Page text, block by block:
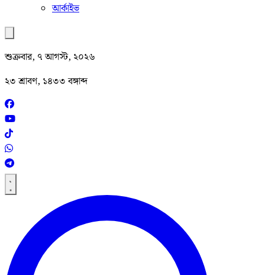
আর্কাইভ
শুক্রবার, ৭ আগস্ট, ২০২৬
২৩ শ্রাবণ, ১৪৩৩ বঙ্গাব্দ